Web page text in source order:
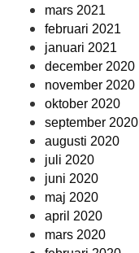
mars 2021
februari 2021
januari 2021
december 2020
november 2020
oktober 2020
september 2020
augusti 2020
juli 2020
juni 2020
maj 2020
april 2020
mars 2020